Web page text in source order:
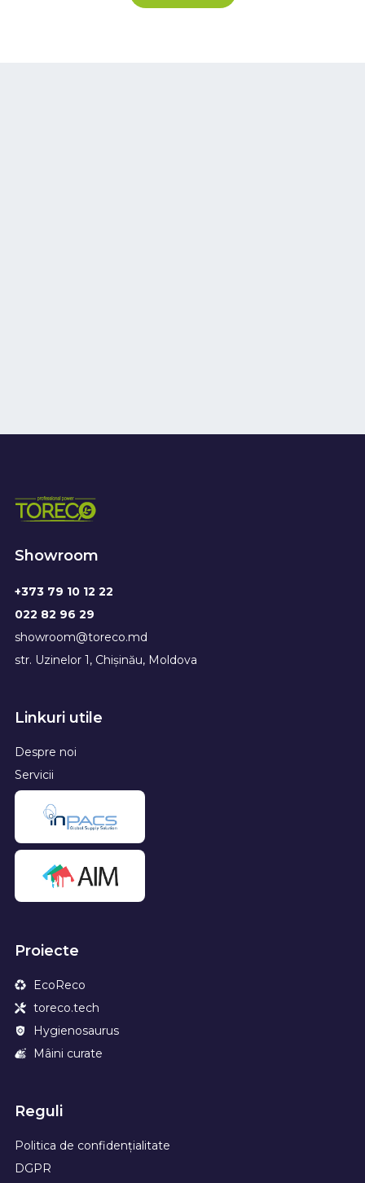
Showroom
+373 79 10 12 22
022 82 96 29
showroom@toreco.md
str. Uzinelor 1, Chișinău, Moldova
Linkuri utile
Despre noi
Servicii
Proiecte
EcoReco
toreco.tech
Hygienosaurus
Mâini curate
Reguli
Politica de confidențialitate
DGPR